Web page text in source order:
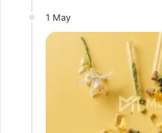
1 May